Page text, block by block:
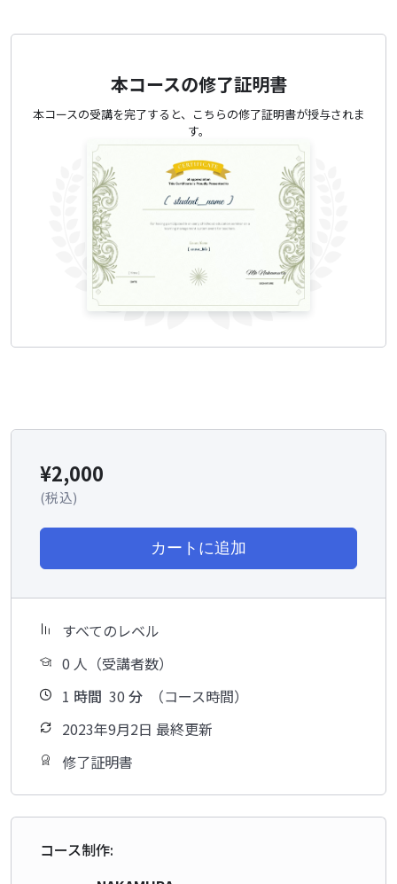
本コースの修了証明書
本コースの受講を完了すると、こちらの修了証明書が授与されま
す。
¥2,000
(税込)
カートに追加
すべてのレベル
0 人（受講者数）
1 時間 30 分
（コース時間）
2023年9月2日 最終更新
修了証明書
コース制作: